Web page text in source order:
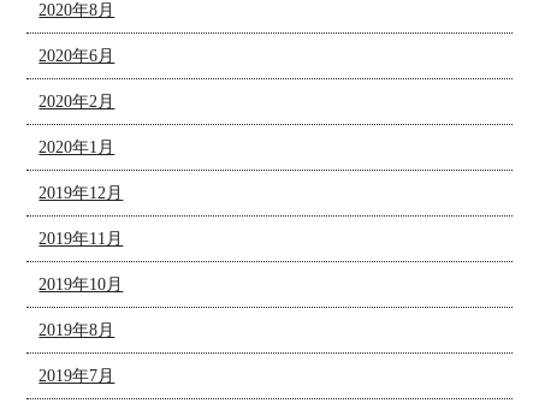
2020年8月
2020年6月
2020年2月
2020年1月
2019年12月
2019年11月
2019年10月
2019年8月
2019年7月